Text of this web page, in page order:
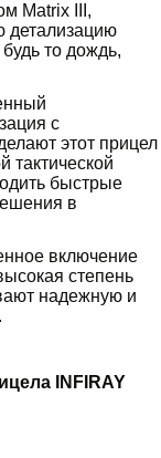
Matrix III,
детализацию
то дождь,
с
этот прицел
тактической
быстрые
в
включение
степень
надежную и
INFIRAY